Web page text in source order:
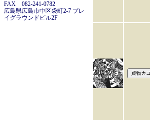
FAX 082-241-0782
広島県広島市中区袋町2-7 プレ
イグラウンドビル2F